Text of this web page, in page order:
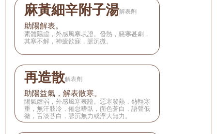
麻黃細辛附子湯解表劑
助陽解表。
素體陽虛，外感風寒表證。發熱，惡寒甚劇，
其寒不解，神疲欲寐，脈沉微。
再造散解表劑
助陽益氣，解表散寒。
陽氣虛弱，外感風寒表證。惡寒發熱，熱輕寒
重，無汗肢冷，倦怠嗜臥，面色蒼白，語聲低
微，舌淡苔白，脈沉無力或浮大無力。